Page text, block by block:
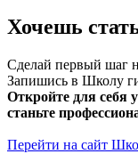
Хочешь
Сделай первый шаг
Запишись в Школу
Откройте для себя
станьте
Перейти на сайт